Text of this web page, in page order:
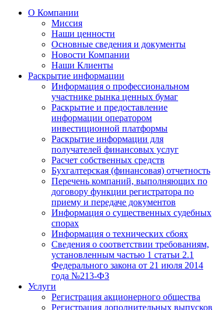
О Компании
Миссия
Наши ценности
Основные сведения и документы
Новости Компании
Наши Клиенты
Раскрытие информации
Информация о профессиональном
участнике рынка ценных бумаг
Раскрытие и предоставление
информации оператором
инвестиционной платформы
Раскрытие информации для
получателей финансовых услуг
Расчет собственных средств
Бухгалтерская (финансовая) отчетность
Перечень компаний, выполняющих по
договору функции регистратора по
приему и передаче документов
Информация о существенных судебных
спорах
Информация о технических сбоях
Сведения о соответствии требованиям,
установленным частью 1 статьи 2.1
Федерального закона от 21 июля 2014
года №213-ФЗ
Услуги
Регистрация акционерного общества
Регистрация дополнительных выпусков